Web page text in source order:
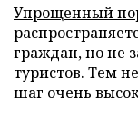
Упрощенный
граждан, но не
туристов. Тем
шаг очень